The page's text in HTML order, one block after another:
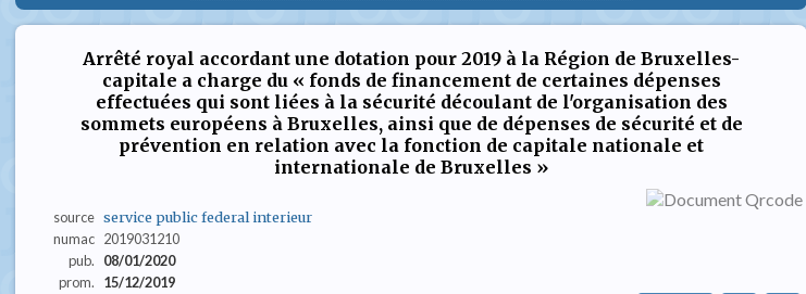
Arrêté royal accordant une dotation pour 2019 à la Région de Bruxelles-
capitale a charge du « fonds de financement de certaines dépenses
effectuées qui sont liées à la sécurité découlant de l'organisation des
sommets européens à Bruxelles, ainsi que de dépenses de sécurité et de
prévention en relation avec la fonction de capitale nationale et
internationale de Bruxelles »
source service public federal interieur
numac 2019031210
pub.
08/01/2020
prom.
15/12/2019